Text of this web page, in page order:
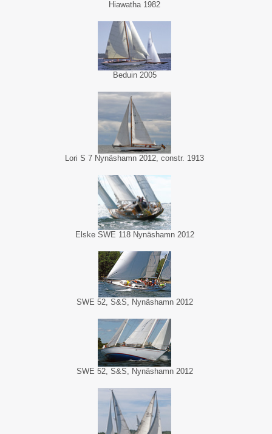
Hiawatha 1982
Beduin 2005
Lori S 7 Nynäshamn 2012, constr. 1913
Elske SWE 118 Nynäshamn 2012
SWE 52, S&S, Nynäshamn 2012
SWE 52, S&S, Nynäshamn 2012